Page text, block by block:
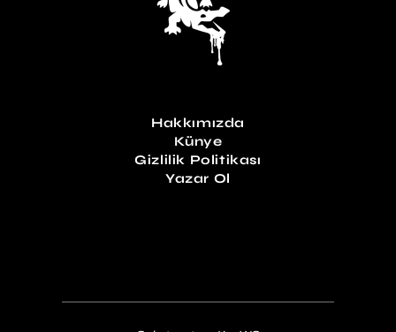
Hakkımızda
Künye
Gizlilik Politikası
Yazar Ol